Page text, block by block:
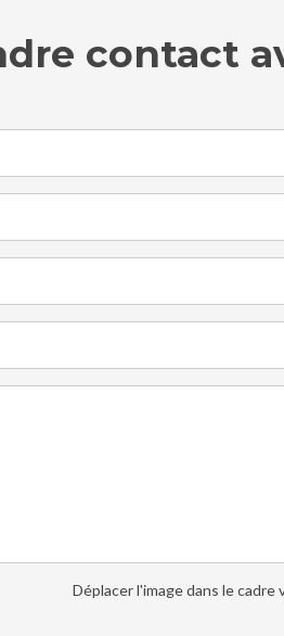
contact
Déplacer l'image dans le cadre